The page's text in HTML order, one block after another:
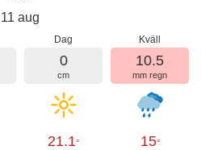
11 aug
Dag
0
cm
21.1°
Kväll
10.5
mm regn
15°